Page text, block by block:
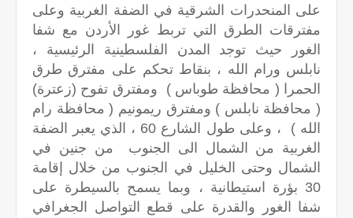
على المنحدرات الشرقية في الضفة الغربية وعلى
مفترقات الطرق التي تربط غور الأردن مع شفا
الغور حيث توجد المدن الفلسطينية الرئيسية ،
نابلس ورام الله ، بنقاط تحكم على مفترق طرق
الحمرا ( محافظة طوباس ) ومفترق تفوح (زعترة)
( محافظة نابلس ) ومفترق ريمونيم ( محافظة رام
الله ) ، وعلى طول الشارع 60 ، الذي يعبر الضفة
الغربية من الشمال الى الجنوب من جنين في
الشمال وحتى الخليل في الجنوب من خلال إقامة
30 بؤرة استيطانية ، وبما يسمح بالسيطرة على
شفا الغور والقدرة على قطع التواصل الجغرافي